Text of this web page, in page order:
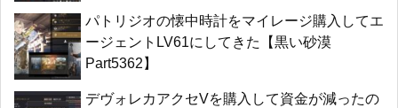
パトリジオの懐中時計をマイレージ購入してエ
ージェントLV61にしてきた【黒い砂漠
Part5362】
デヴォレカアクセVを購入して資金が減ったの